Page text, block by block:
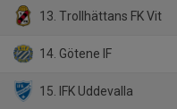
13. Trollhättans FK Vit
14. Götene IF
15. IFK Uddevalla